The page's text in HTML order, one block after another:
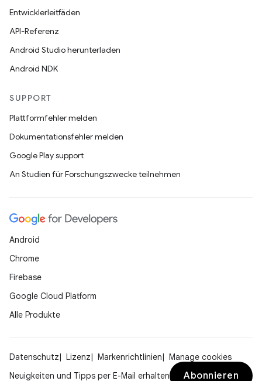
Entwicklerleitfäden
API-Referenz
Android Studio herunterladen
Android NDK
SUPPORT
Plattformfehler melden
Dokumentationsfehler melden
Google Play support
An Studien für Forschungszwecke teilnehmen
Android
Chrome
Firebase
Google Cloud Platform
Alle Produkte
Datenschutz Lizenz Markenrichtlinien
Manage cookies
Neuigkeiten und Tipps per E-Mail erhalten
Abonnieren